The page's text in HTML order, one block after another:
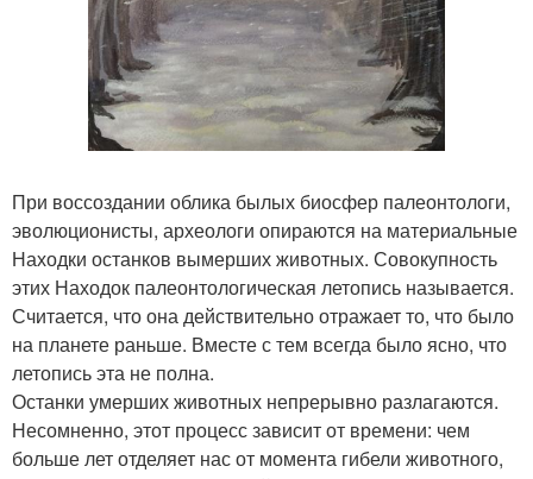
При воссоздании облика былых биосфер палеонтологи,
эволюционисты, археологи опираются на материальные
Находки останков вымерших животных. Совокупность
этих Находок палеонтологическая летопись называется.
Считается, что она действительно отражает то, что было
на планете раньше. Вместе с тем всегда было ясно, что
летопись эта не полна.
Останки умерших животных непрерывно разлагаются.
Несомненно, этот процесс зависит от времени: чем
больше лет отделяет нас от момента гибели животного,